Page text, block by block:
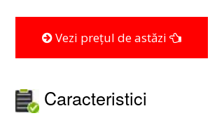
Vezi prețul de astăzi
Caracteristici